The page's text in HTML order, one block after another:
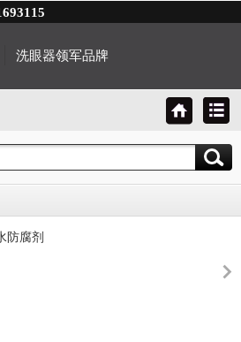
洗眼器领军品牌
防腐剂